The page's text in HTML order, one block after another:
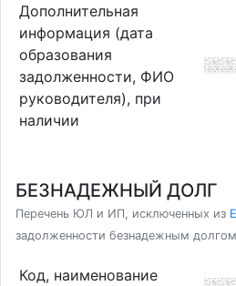
Дополнительная
информация (дата
образования
задолженности, ФИО
руководителя), при
наличии
БЕЗНАДЕЖНЫЙ ДОЛГ
Перечень ЮЛ и ИП, исключенных из
задолженности безнадежным
Код, наименование